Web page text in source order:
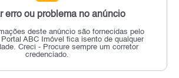
erro ou problema no anúncio
deste anúncio são fornecidas pelo
ABC Imóvel fica isento de qualquer
Creci - Procure sempre um corretor
credenciado.